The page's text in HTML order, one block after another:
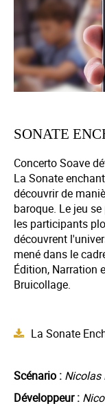
SONATE
Concerto Soave
La Sonate
découvrir de
baroque. Le jeu
les participants
découvrent
mené dans le
Édition, Narration
Bruicollage.
La Sonate
Scénario : Nicolas
Développeur :